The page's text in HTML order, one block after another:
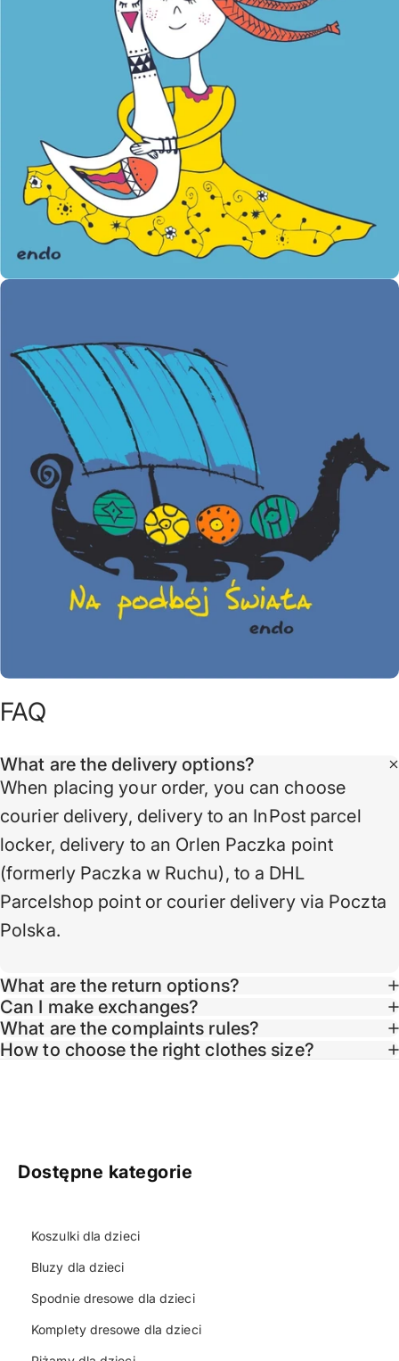
FAQ
What are the delivery options?
When placing your order, you can choose
courier delivery, delivery to an InPost parcel
locker, delivery to an Orlen Paczka point
(formerly Paczka w Ruchu), to a DHL
Parcelshop point or courier delivery via Poczta
Polska.
What are the return options?
Can I make exchanges?
What are the complaints rules?
How to choose the right clothes size?
Dostępne kategorie
Koszulki dla dzieci
Bluzy dla dzieci
Spodnie dresowe dla dzieci
Komplety dresowe dla dzieci